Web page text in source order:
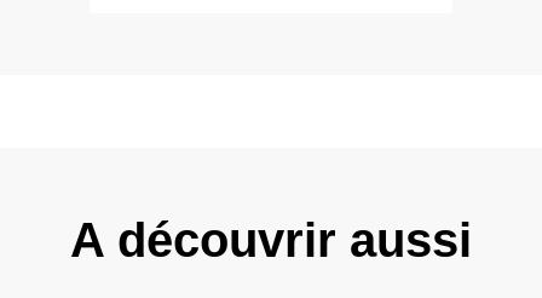
A découvrir aussi